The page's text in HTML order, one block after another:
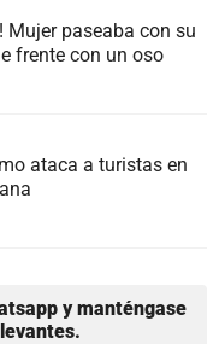
Mujer paseaba con su
frente con un oso
ataca a turistas en
y manténgase